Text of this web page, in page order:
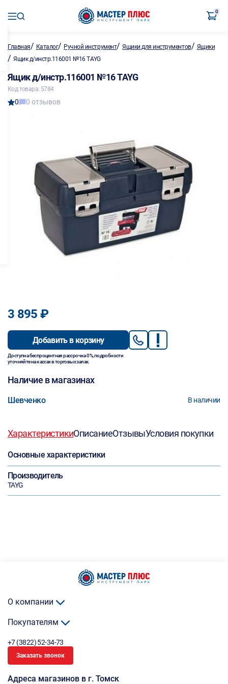
0
Главная/ Каталог/ Ручной инструмент/Ящики для инструментов/ Ящики
/ Ящик д/инстр.116001 №16 TAYG
Ящик д/инстр.116001 №16 TAYG
Код товара: 5784
0 0 отзывов
3 895 ₽
Добавить в корзину
Доступна беспроцентная рассрочка 0%, подробности
уточняйте на кассах в торговых залах.
Наличие в магазинах
Шевченко В наличии
ХарактеристикиОписаниеОтзывыУсловия покупки
Основные характеристики
Производитель
TAYG
О компании
Покупателям
+7 (3822) 52-34-73
Заказать звонок
Адреса магазинов в г. Томск